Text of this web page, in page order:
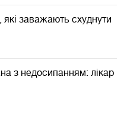
заважають схуднути
з недосипанням: лікар